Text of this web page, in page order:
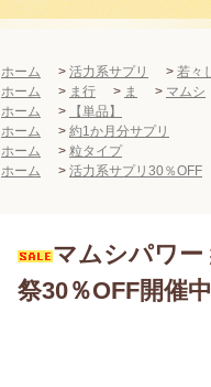
ホーム > 活力系サプリ > 若々
ホーム
> ま行 > ま > マムシ
ホーム
>
【単品】
ホーム
> 約1か月分サプリ
ホーム
> 粒タイプ
ホーム
> 活力系サプリ30％OFF
マムシパワー
祭30％OFF開催